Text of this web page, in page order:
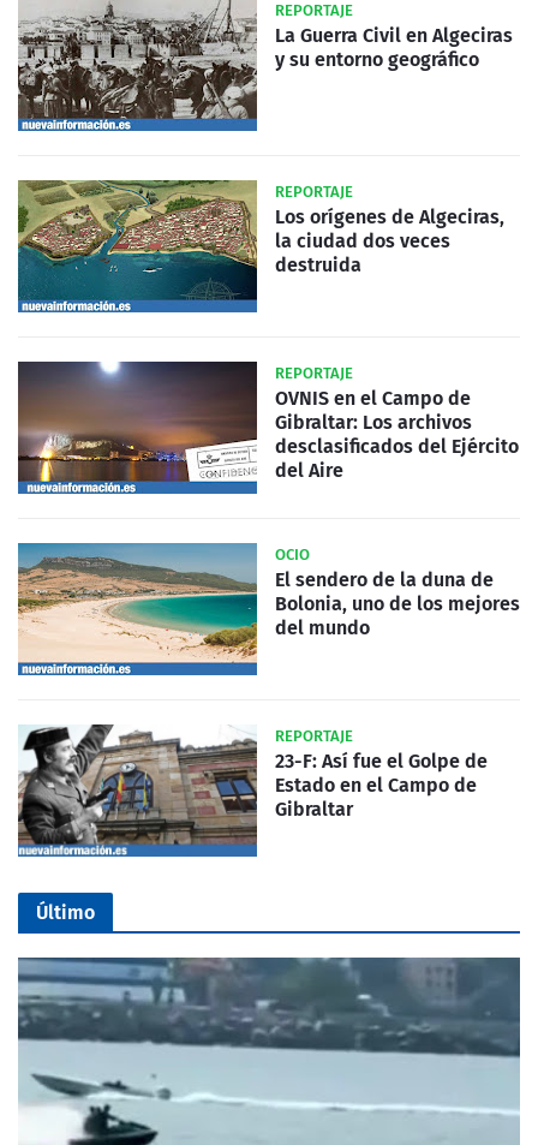
REPORTAJE
La Guerra Civil en Algeciras
y su entorno geográfico
REPORTAJE
Los orígenes de Algeciras,
la ciudad dos veces
destruida
REPORTAJE
OVNIS en el Campo de
Gibraltar: Los archivos
desclasificados del Ejército
del Aire
OCIO
El sendero de la duna de
Bolonia, uno de los mejores
del mundo
REPORTAJE
23-F: Así fue el Golpe de
Estado en el Campo de
Gibraltar
Último